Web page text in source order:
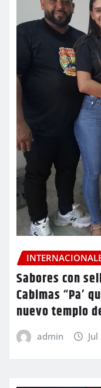
Sabores con
Cabimas “Pa’
nuevo templo
admin